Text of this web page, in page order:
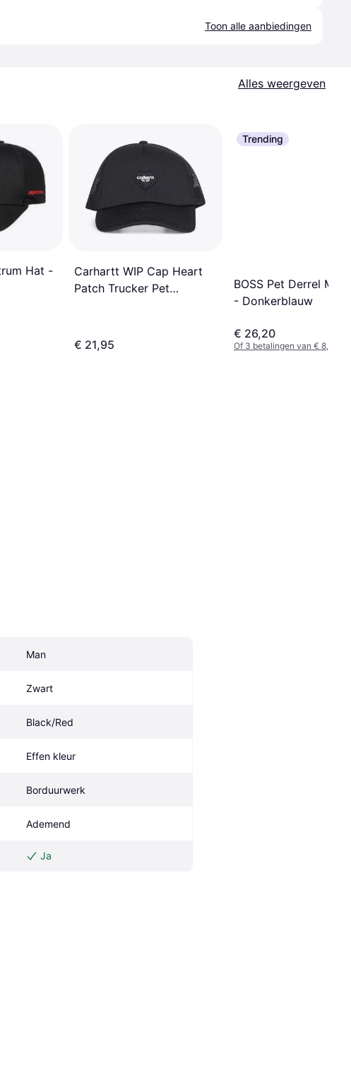
Toon alle aanbiedingen
Alles weergeven
Hat -
Carhartt WIP Cap Heart
Patch Trucker Pet
€ 21,95
Trending
BOSS Pet Derrel Met
- Donkerblauw
€ 26,20
Of 3 betalingen van € 8,73/
Man
Zwart
Black/Red
Effen kleur
Borduurwerk
Ademend
Ja